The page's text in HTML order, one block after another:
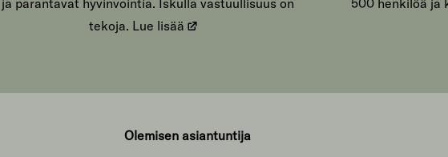
ja parantavat hyvinvointia. Iskulla vastuullisuus on
tekoja. Lue lisää
500 henkilöä ja
Olemisen asiantuntija